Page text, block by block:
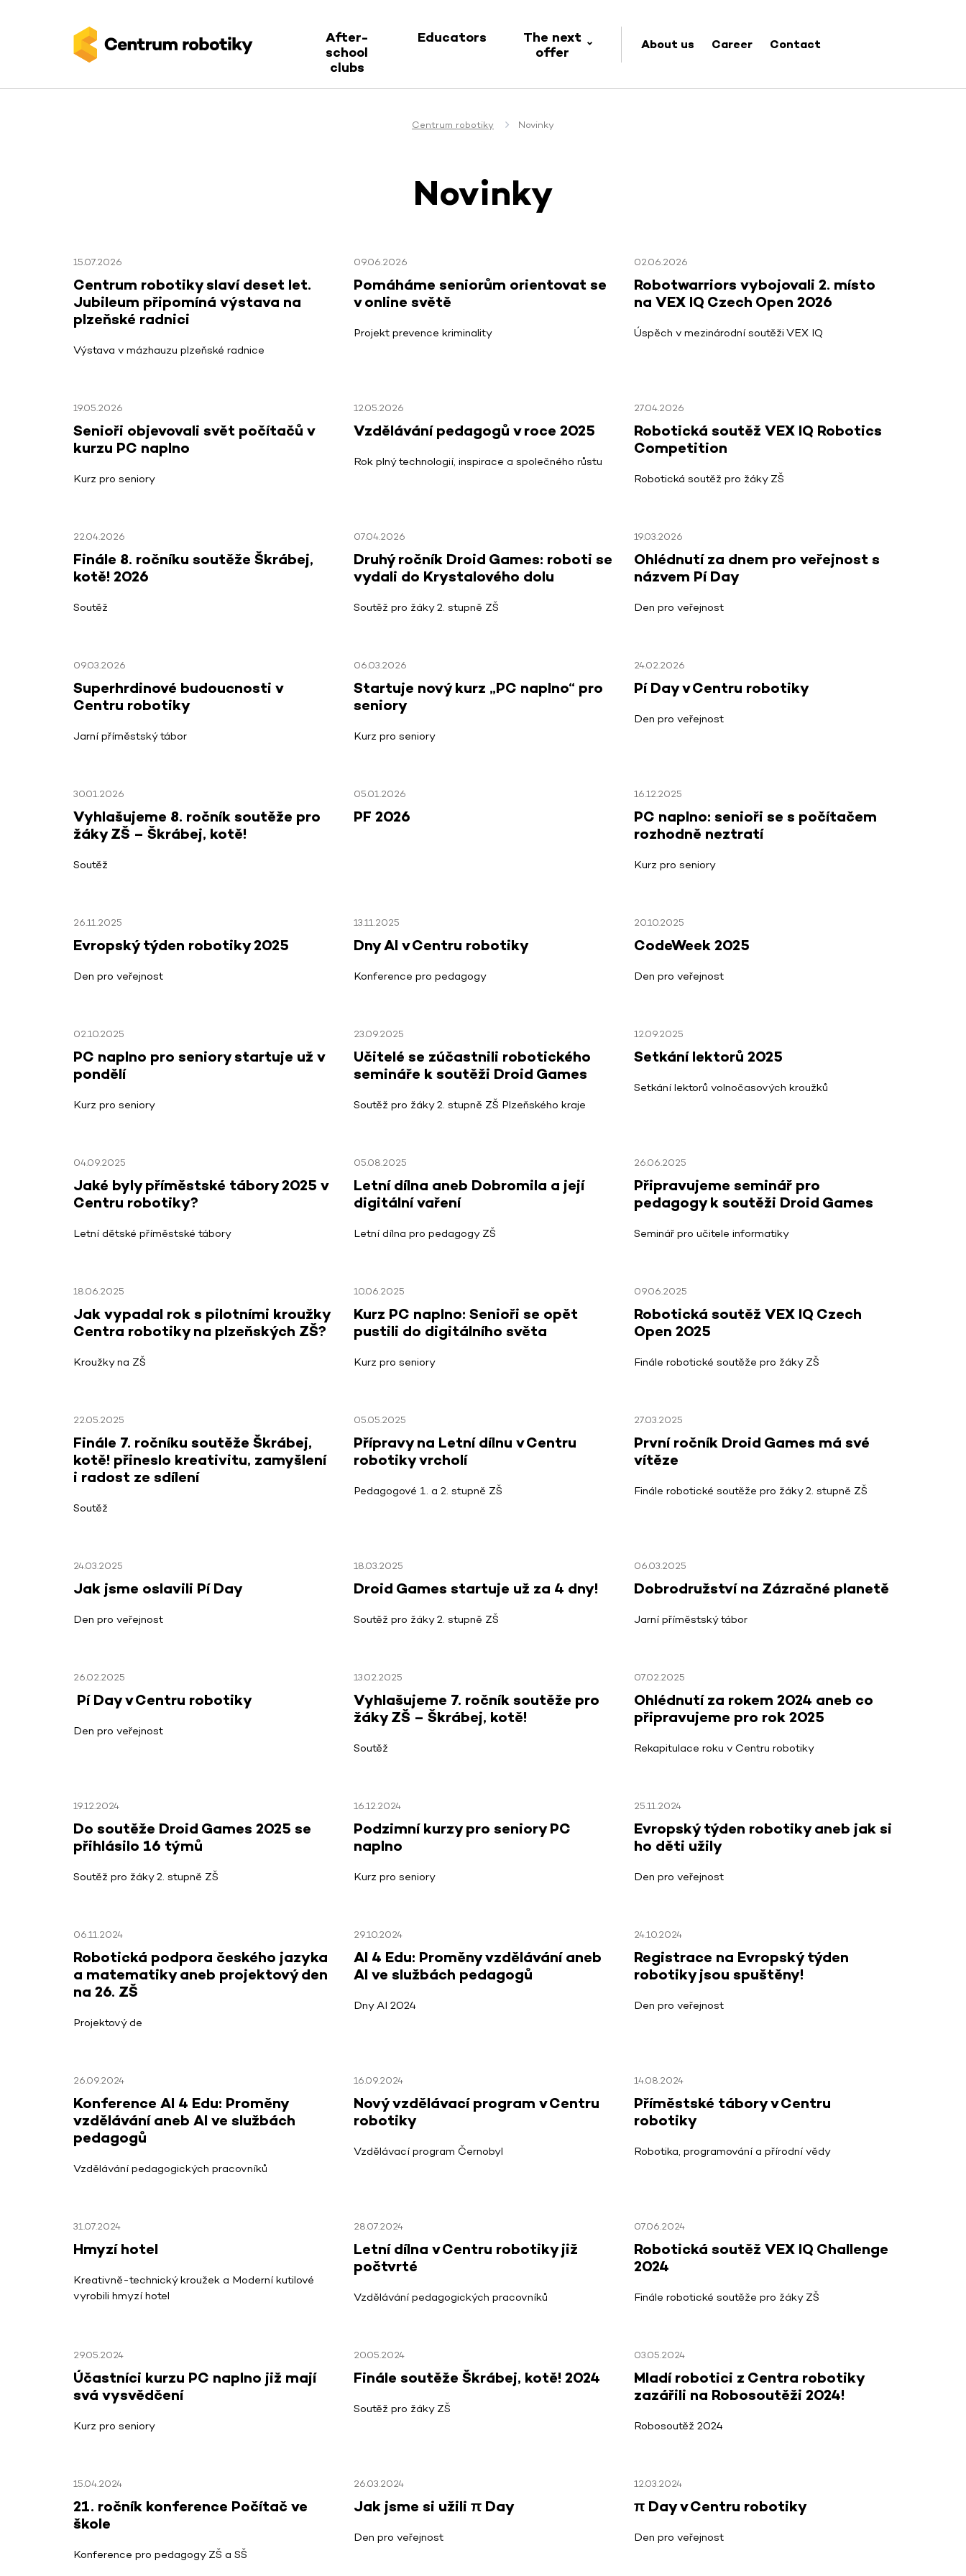
After-
school
clubs
Educators
The next
offer
About us Career Contact
Centrum robotiky Novinky
Novinky
15.07.2026
Centrum robotiky slaví deset let.
Jubileum připomíná výstava na
plzeňské radnici
Výstava v mázhauzu plzeňské radnice
09.06.2026
Pomáháme seniorům orientovat se
v online světě
Projekt prevence kriminality
02.06.2026
Robotwarriors vybojovali 2. místo
na VEX IQ Czech Open 2026
Úspěch v mezinárodní soutěži VEX IQ
19.05.2026
Senioři objevovali svět počítačů v
kurzu PC naplno
Kurz pro seniory
12.05.2026
Vzdělávání pedagogů v roce 2025
Rok plný technologií, inspirace a společného růstu
27.04.2026
Robotická soutěž VEX IQ Robotics
Competition
Robotická soutěž pro žáky ZŠ
22.04.2026
Finále 8. ročníku soutěže Škrábej,
kotě! 2026
Soutěž
07.04.2026
Druhý ročník Droid Games: roboti se
vydali do Krystalového dolu
Soutěž pro žáky 2. stupně ZŠ
19.03.2026
Ohlédnutí za dnem pro veřejnost s
názvem Pí Day
Den pro veřejnost
09.03.2026
Superhrdinové budoucnosti v
Centru robotiky
Jarní příměstský tábor
06.03.2026
Startuje nový kurz „PC naplno“ pro
seniory
Kurz pro seniory
24.02.2026
Pí Day v Centru robotiky
Den pro veřejnost
30.01.2026
Vyhlašujeme 8. ročník soutěže pro
žáky ZŠ – Škrábej, kotě!
Soutěž
05.01.2026
PF 2026
16.12.2025
PC naplno: senioři se s počítačem
rozhodně neztratí
Kurz pro seniory
26.11.2025
Evropský týden robotiky 2025
Den pro veřejnost
13.11.2025
Dny AI v Centru robotiky
Konference pro pedagogy
20.10.2025
CodeWeek 2025
Den pro veřejnost
02.10.2025
PC naplno pro seniory startuje už v
pondělí
Kurz pro seniory
23.09.2025
Učitelé se zúčastnili robotického
semináře k soutěži Droid Games
Soutěž pro žáky 2. stupně ZŠ Plzeňského kraje
12.09.2025
Setkání lektorů 2025
Setkání lektorů volnočasových kroužků
04.09.2025
Jaké byly příměstské tábory 2025 v
Centru robotiky?
Letní dětské příměstské tábory
05.08.2025
Letní dílna aneb Dobromila a její
digitální vaření
Letní dílna pro pedagogy ZŠ
26.06.2025
Připravujeme seminář pro
pedagogy k soutěži Droid Games
Seminář pro učitele informatiky
18.06.2025
Jak vypadal rok s pilotními kroužky
Centra robotiky na plzeňských ZŠ?
Kroužky na ZŠ
10.06.2025
Kurz PC naplno: Senioři se opět
pustili do digitálního světa
Kurz pro seniory
09.06.2025
Robotická soutěž VEX IQ Czech
Open 2025
Finále robotické soutěže pro žáky ZŠ
22.05.2025
Finále 7. ročníku soutěže Škrábej,
kotě! přineslo kreativitu, zamyšlení
i radost ze sdílení
Soutěž
05.05.2025
Přípravy na Letní dílnu v Centru
robotiky vrcholí
Pedagogové 1. a 2. stupně ZŠ
27.03.2025
První ročník Droid Games má své
vítěze
Finále robotické soutěže pro žáky 2. stupně ZŠ
24.03.2025
Jak jsme oslavili Pí Day
Den pro veřejnost
18.03.2025
Droid Games startuje už za 4 dny!
Soutěž pro žáky 2. stupně ZŠ
06.03.2025
Dobrodružství na Zázračné planetě
Jarní příměstský tábor
26.02.2025
PíDay v Centru robotiky
Den pro veřejnost
13.02.2025
Vyhlašujeme 7. ročník soutěže pro
žáky ZŠ – Škrábej, kotě!
Soutěž
07.02.2025
Ohlédnutí za rokem 2024 aneb co
připravujeme pro rok 2025
Rekapitulace roku v Centru robotiky
19.12.2024
Do soutěže Droid Games 2025 se
přihlásilo 16 týmů
Soutěž pro žáky 2. stupně ZŠ
16.12.2024
Podzimní kurzy pro seniory PC
naplno
Kurz pro seniory
25.11.2024
Evropský týden robotiky aneb jak si
ho děti užily
Den pro veřejnost
06.11.2024
Robotická podpora českého jazyka
a matematiky aneb projektový den
na 26. ZŠ
Projektový de
29.10.2024
AI 4 Edu: Proměny vzdělávání aneb
AI ve službách pedagogů
Dny AI 2024
24.10.2024
Registrace na Evropský týden
robotiky jsou spuštěny!
Den pro veřejnost
26.09.2024
Konference AI 4 Edu: Proměny
vzdělávání aneb AI ve službách
pedagogů
Vzdělávání pedagogických pracovníků
16.09.2024
Nový vzdělávací program v Centru
robotiky
Vzdělávací program Černobyl
14.08.2024
Příměstské tábory v Centru
robotiky
Robotika, programování a přírodní vědy
31.07.2024
Hmyzí hotel
Kreativně-technický kroužek a Moderní kutilové
vyrobili hmyzí hotel
28.07.2024
Letní dílna v Centru robotiky již
počtvrté
Vzdělávání pedagogických pracovníků
07.06.2024
Robotická soutěž VEX IQ Challenge
2024
Finále robotické soutěže pro žáky ZŠ
29.05.2024
Účastníci kurzu PC naplno již mají
svá vysvědčení
Kurz pro seniory
20.05.2024
Finále soutěže Škrábej, kotě! 2024
Soutěž pro žáky ZŠ
03.05.2024
Mladí robotici z Centra robotiky
zazářili na Robosoutěži 2024!
Robosoutěž 2024
15.04.2024
21. ročník konference Počítač ve
škole
Konference pro pedagogy ZŠ a SŠ
26.03.2024
Jak jsme si užili π Day
Den pro veřejnost
12.03.2024
π Day v Centru robotiky
Den pro veřejnost